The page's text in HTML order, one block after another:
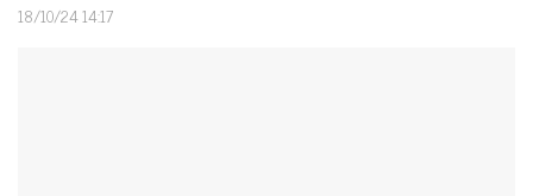
18/10/24 14:17